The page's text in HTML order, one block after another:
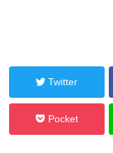
Twitter
Pocket